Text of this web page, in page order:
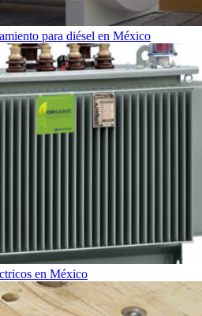
para diésel en México
en México